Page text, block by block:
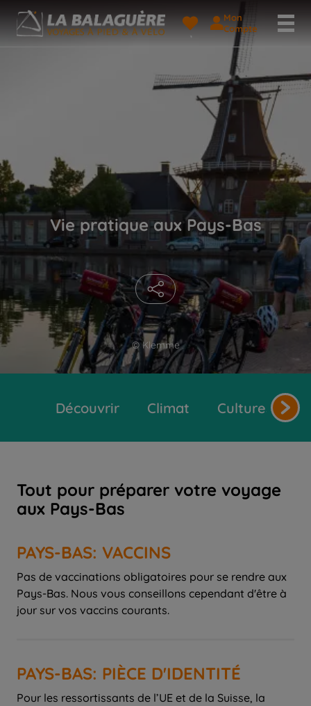
Mon
Compte
© Klemme
Vie pratique aux Pays-Bas
Découvrir Climat Cultures et
Tout pour préparer votre voyage
aux Pays-Bas
PAYS-BAS: VACCINS
Pas de vaccinations obligatoires pour se rendre aux
Pays-Bas. Nous vous conseillons cependant d'être à
jour sur vos vaccins courants.
PAYS-BAS: PIÈCE D'IDENTITÉ
Pour les ressortissants de l’UE et de la Suisse, la